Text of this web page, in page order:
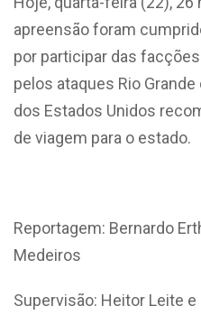
apreensão foram
por participar das
pelos ataques Rio
dos Estados Unidos
de viagem para o estado.
Reportagem: Bernardo
Medeiros
Supervisão: Heitor Leite